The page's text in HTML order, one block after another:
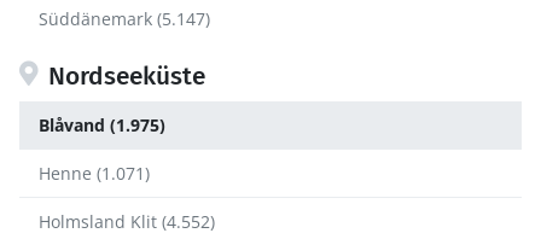
Süddänemark (5.147)
Nordseeküste
Blåvand (1.975)
Henne (1.071)
Holmsland Klit (4.552)